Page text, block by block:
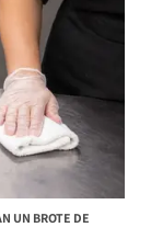
UN BROTE DE